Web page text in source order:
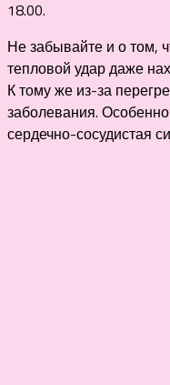
18.00.
Не забывайте и о том,
тепловой удар даже
К тому же из-за
заболевания.
сердечно-сосудистая